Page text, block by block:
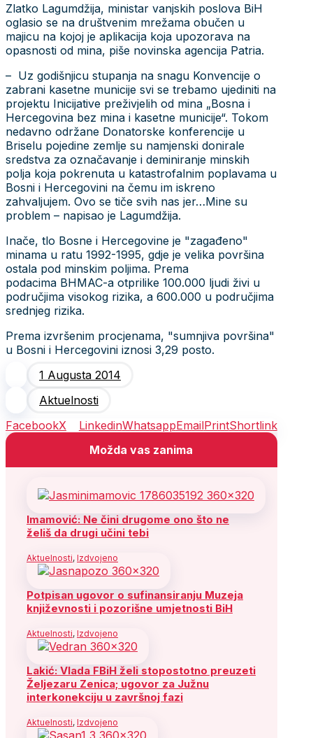
Zlatko Lagumdžija, ministar vanjskih poslova BiH
oglasio se na društvenim mrežama obučen u
majicu na kojoj je aplikacija koja upozorava na
opasnosti od mina, piše novinska agencija Patria.
– Uz godišnjicu stupanja na snagu Konvencije o
zabrani kasetne municije svi se trebamo ujediniti na
projektu Inicijative preživjelih od mina „Bosna i
Hercegovina bez mina i kasetne municije“. Tokom
nedavno održane Donatorske konferencije u
Briselu pojedine zemlje su namjenski donirale
sredstva za označavanje i deminiranje minskih
polja koja pokrenuta u katastrofalnim poplavama u
Bosni i Hercegovini na čemu im iskreno
zahvaljujem. Ovo se tiče svih nas jer…Mine su
problem – napisao je Lagumdžija.
Inače, tlo Bosne i Hercegovine je "zagađeno"
minama u ratu 1992-1995, gdje je velika površina
ostala pod minskim poljima. Prema
podacima BHMAC-a otprilike 100.000 ljudi živi u
područjima visokog rizika, a 600.000 u područjima
srednjeg rizika.
Prema izvršenim procjenama, "sumnjiva površina"
u Bosni i Hercegovini iznosi 3,29 posto.
1 Augusta 2014
Aktuelnosti
FacebookX LinkedinWhatsappEmailPrintShortlink
Možda vas zanima
Imamović: Ne čini drugome ono što ne
želiš da drugi učini tebi
Aktuelnosti, Izdvojeno
Potpisan ugovor o sufinansiranju Muzeja
književnosti i pozorišne umjetnosti BiH
Aktuelnosti, Izdvojeno
Lakić: Vlada FBiH želi stopostotno preuzeti
Željezaru Zenica; ugovor za Južnu
interkonekciju u završnoj fazi
Aktuelnosti, Izdvojeno